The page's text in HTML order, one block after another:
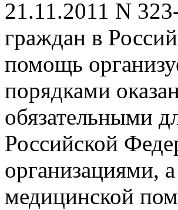
21.11.2011 N
граждан в
помощь
порядками
обязательными
Российской
организациями,
медицинской